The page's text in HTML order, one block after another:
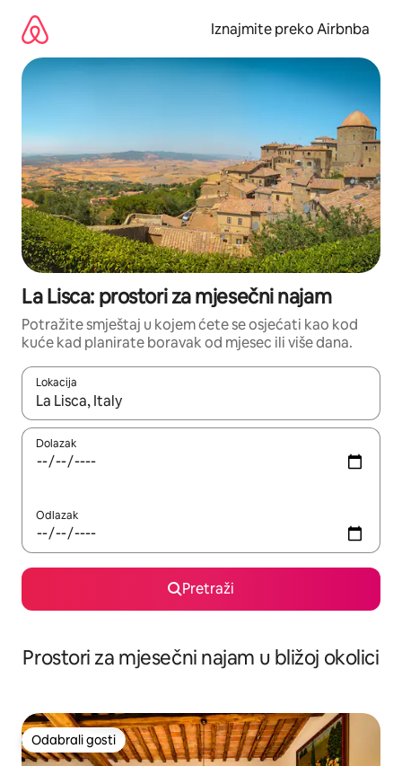
sadržaj
Iznajmite preko Airbnba
La Lisca: prostori za mjesečni najam
Potražite smještaj u kojem ćete se osjećati kao kod
kuće kad planirate boravak od mjesec ili više dana.
Lokacija
Kada budu dostupni rezultati, moći ćete ih pregledati
Dolazak
Odlazak
Pretraži
Prostori za mjesečni najam u bližoj okolici
Odabrali gosti
Odabrali gosti